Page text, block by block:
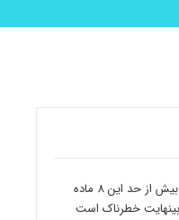
مصرف بیش از حد این 8 ماده
خطرناک است